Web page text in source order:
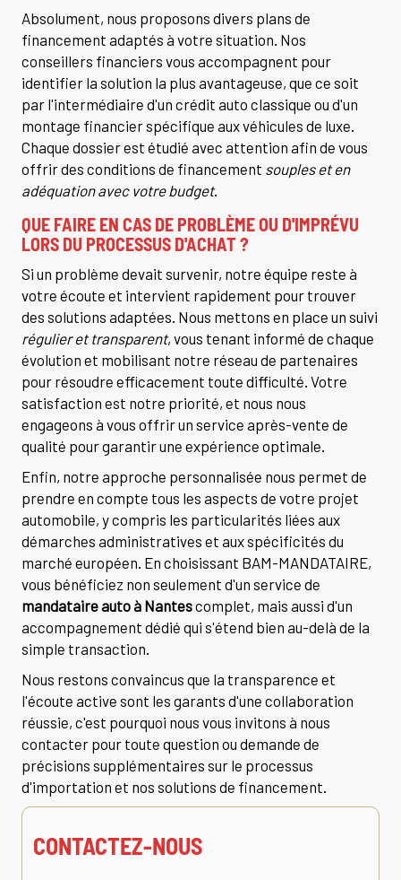
Absolument, nous proposons divers plans de
financement adaptés à votre situation. Nos
conseillers financiers vous accompagnent pour
identifier la solution la plus avantageuse, que ce soit
par l'intermédiaire d'un crédit auto classique ou d'un
montage financier spécifique aux véhicules de luxe.
Chaque dossier est étudié avec attention afin de vous
offrir des conditions de financement souples et en
adéquation avec votre budget.
QUE FAIRE EN CAS DE PROBLÈME OU D'IMPRÉVU
LORS DU PROCESSUS D'ACHAT ?
Si un problème devait survenir, notre équipe reste à
votre écoute et intervient rapidement pour trouver
des solutions adaptées. Nous mettons en place un suivi
régulier et transparent, vous tenant informé de chaque
évolution et mobilisant notre réseau de partenaires
pour résoudre efficacement toute difficulté. Votre
satisfaction est notre priorité, et nous nous
engageons à vous offrir un service après-vente de
qualité pour garantir une expérience optimale.
Enfin, notre approche personnalisée nous permet de
prendre en compte tous les aspects de votre projet
automobile, y compris les particularités liées aux
démarches administratives et aux spécificités du
marché européen. En choisissant BAM-MANDATAIRE,
vous bénéficiez non seulement d'un service de
mandataire auto à Nantescomplet, mais aussi d'un
accompagnement dédié qui s'étend bien au-delà de la
simple transaction.
Nous restons convaincus que la transparence et
l'écoute active sont les garants d'une collaboration
réussie, c'est pourquoi nous vous invitons à nous
contacter pour toute question ou demande de
précisions supplémentaires sur le processus
d'importation et nos solutions de financement.
CONTACTEZ-NOUS